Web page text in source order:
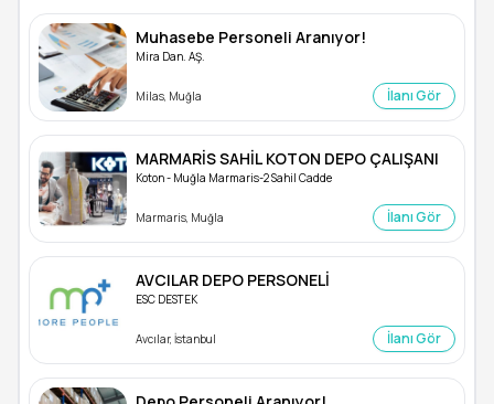
Muhasebe Personeli Aranıyor!
Mira Dan. AŞ.
Milas, Muğla İlanı Gör
MARMARİS SAHİL KOTON DEPO ÇALIŞANI
Koton - Muğla Marmaris-2 Sahil Cadde
Marmaris, Muğla İlanı Gör
AVCILAR DEPO PERSONELİ
ESC DESTEK
Avcılar, İstanbul İlanı Gör